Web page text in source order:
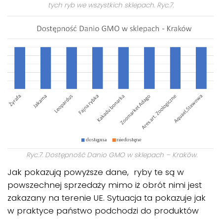
tych ryb we wszystkich sklepach. Ryc.7.
Ryc.7. Dostępność Danio GMO w sklepach – Kraków.
Jak pokazują powyższe dane, ryby te są w
powszechnej sprzedaży mimo iż obrót nimi jest
zakazany na terenie UE. Sytuacja ta pokazuje jak
w praktyce państwo podchodzi do produktów